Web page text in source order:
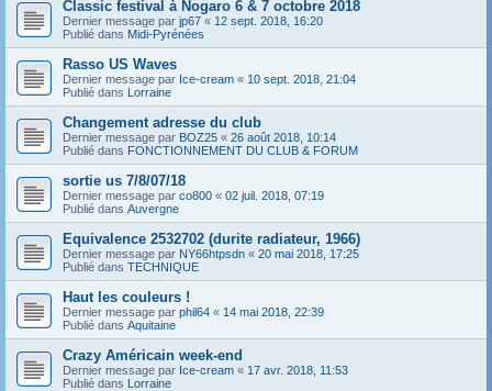
Classic festival à Nogaro 6 & 7 octobre 2018
Dernier message par jp67 « 12 sept. 2018, 16:20
Publié dans Midi-Pyrénées
Rasso US Waves
Dernier message par Ice-cream « 10 sept. 2018, 21:04
Publié dans Lorraine
Changement adresse du club
Dernier message par BOZ25 « 26 août 2018, 10:14
Publié dans FONCTIONNEMENT DU CLUB & FORUM
sortie us 7/8/07/18
Dernier message par co800 « 02 juil. 2018, 07:19
Publié dans Auvergne
Equivalence 2532702 (durite radiateur, 1966)
Dernier message par NY66htpsdn « 20 mai 2018, 17:25
Publié dans TECHNIQUE
Haut les couleurs !
Dernier message par phil64 « 14 mai 2018, 22:39
Publié dans Aquitaine
Crazy Américain week-end
Dernier message par Ice-cream « 17 avr. 2018, 11:53
Publié dans Lorraine